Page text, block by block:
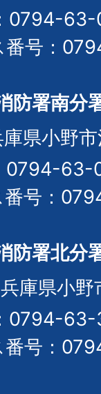
0794-63-
番号：
防署南分
県小野
0794-63-
番号：
防署北分
庫県小野
0794-63-
番号：